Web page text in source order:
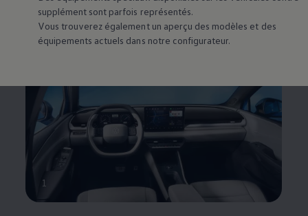
l’entrée une véritable sensation de bien-être.
En savoir plus sur l’habitacle
1
supplément sont parfois représentés.
Vous trouverez également un aperçu des modèles et des
équipements actuels dans notre configurateur.